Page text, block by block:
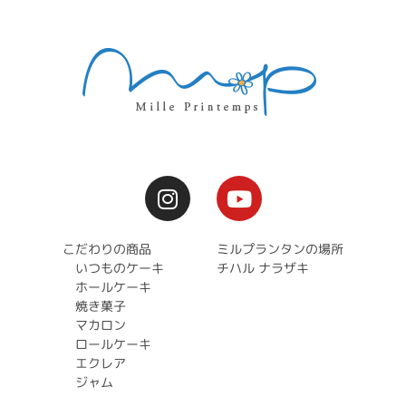
こだわりの商品
いつものケーキ
ホールケーキ
焼き菓子
マカロン
ロールケーキ
エクレア
ジャム
ミルプランタンの場所
チハル ナラザキ